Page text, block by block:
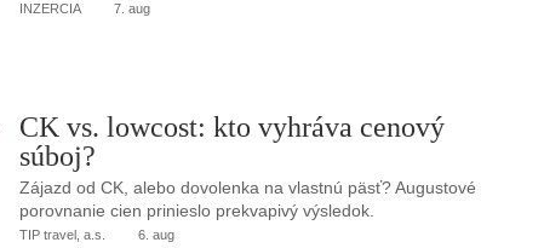
INZERCIA 7. aug
CK vs. lowcost: kto vyhráva cenový
súboj?
Zájazd od CK, alebo dovolenka na vlastnú päsť? Augustové
porovnanie cien prinieslo prekvapivý výsledok.
TIP travel, a.s. 6. aug